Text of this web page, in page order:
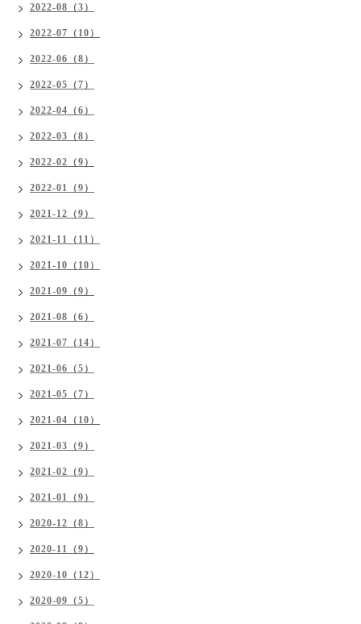
2022-08（3）
2022-07（10）
2022-06（8）
2022-05（7）
2022-04（6）
2022-03（8）
2022-02（9）
2022-01（9）
2021-12（9）
2021-11（11）
2021-10（10）
2021-09（9）
2021-08（6）
2021-07（14）
2021-06（5）
2021-05（7）
2021-04（10）
2021-03（9）
2021-02（9）
2021-01（9）
2020-12（8）
2020-11（9）
2020-10（12）
2020-09（5）